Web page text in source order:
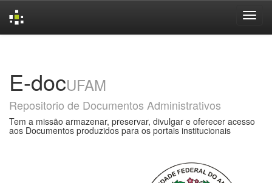
E-docUFAM
Repositorio de Documentos Administrativos
Tem a missão armazenar, preservar, divulgar e oferecer acesso
aos Documentos produzidos para os portais institucionais